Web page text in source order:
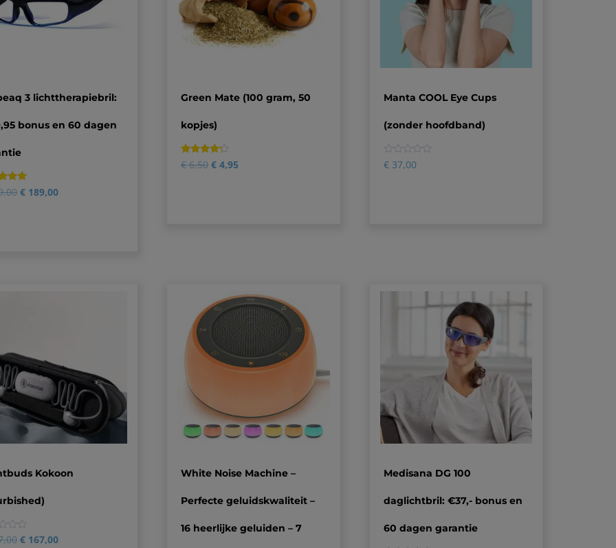
3 lichttherapiebril:
bonus en 60 dagen
€189,00
Green Mate (100 gram, 50
kopjes)
Gewaardeerd
4.00
1
€6,50 € 4,95
Manta COOL Eye Cups
(zonder hoofdband)
0
€ 37,00
Kokoon
€167,00
White Noise Machine –
Perfecte geluidskwaliteit –
16 heerlijke geluiden – 7
Medisana DG 100
daglichtbril: €37,- bonus en
60 dagen garantie